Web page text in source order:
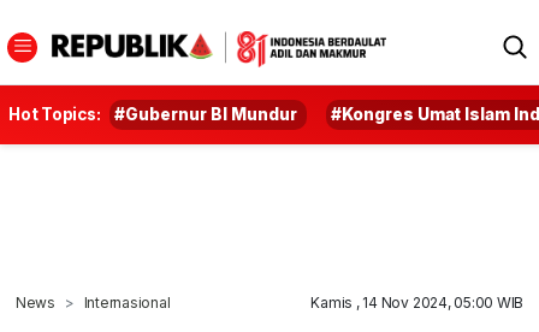
Hot Topics: #Gubernur BI Mundur #Kongres Umat Islam
News Internasional Kamis , 14 Nov 2024, 05:00 WIB